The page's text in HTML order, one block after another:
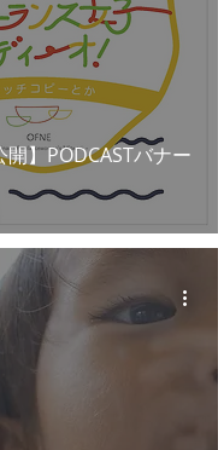
開】PODCASTバナー